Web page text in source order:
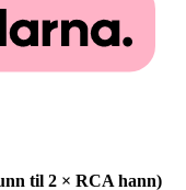
til 2 × RCA hann)